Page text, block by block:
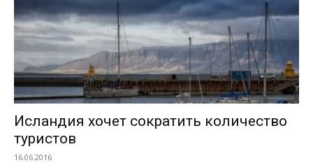
Исландия хочет сократить количество
туристов
16.06.2016